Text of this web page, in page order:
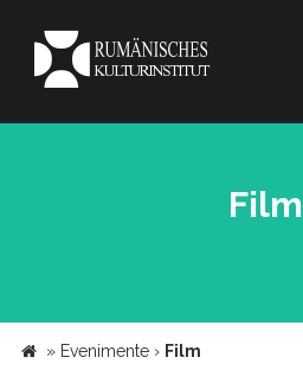
Film
» Evenimente › Film